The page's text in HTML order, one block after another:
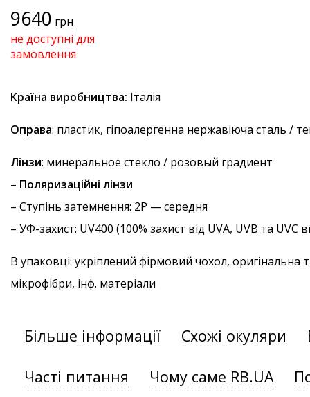
9640 грн
не доступні для
замовлення
Країна виробництва: Італія
Оправа: пластик, гіпоалергенна нержавіюча сталь /
Лінзи: минеральное стекло / розовый градиент
– Поляризаційні лінзи
– Ступінь затемнення: 2P — середня
– УФ-захист: UV400 (100% захист від UVA, UVB та
В упаковці: укріплений фірмовий чохол, оригінальна
мікрофібри, інф. матеріали
Більше інформації Схожі окуляри
Часті питання Чому саме RB.UA